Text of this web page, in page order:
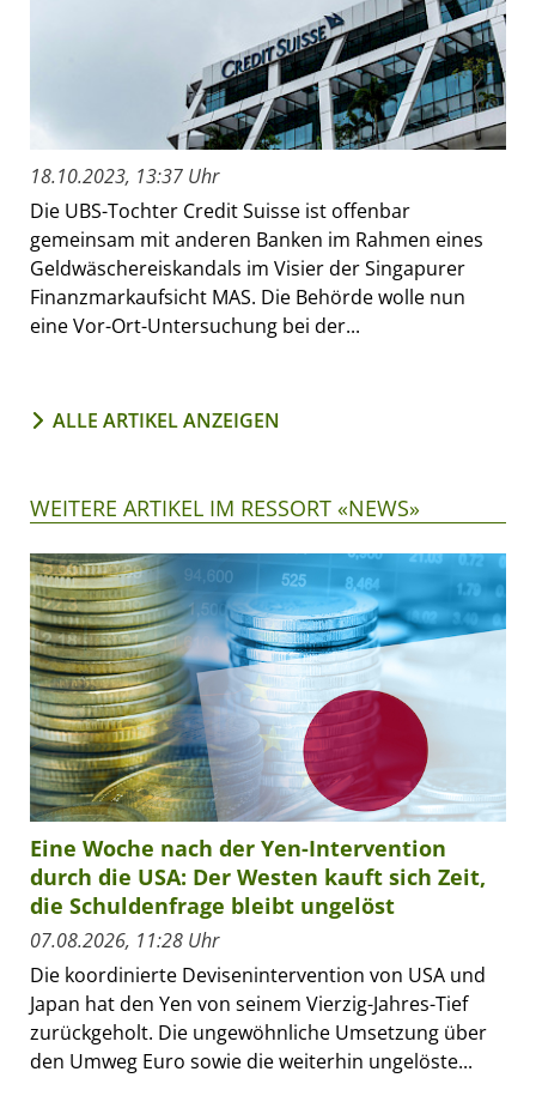
18.10.2023, 13:37 Uhr
Die UBS-Tochter Credit Suisse ist offenbar
gemeinsam mit anderen Banken im Rahmen eines
Geldwäschereiskandals im Visier der Singapurer
Finanzmarkaufsicht MAS. Die Behörde wolle nun
eine Vor-Ort-Untersuchung bei der...
ALLE ARTIKEL ANZEIGEN
WEITERE ARTIKEL IM RESSORT «NEWS»
Eine Woche nach der Yen-Intervention
durch die USA: Der Westen kauft sich Zeit,
die Schuldenfrage bleibt ungelöst
07.08.2026, 11:28 Uhr
Die koordinierte Devisenintervention von USA und
Japan hat den Yen von seinem Vierzig-Jahres-Tief
zurückgeholt. Die ungewöhnliche Umsetzung über
den Umweg Euro sowie die weiterhin ungelöste...